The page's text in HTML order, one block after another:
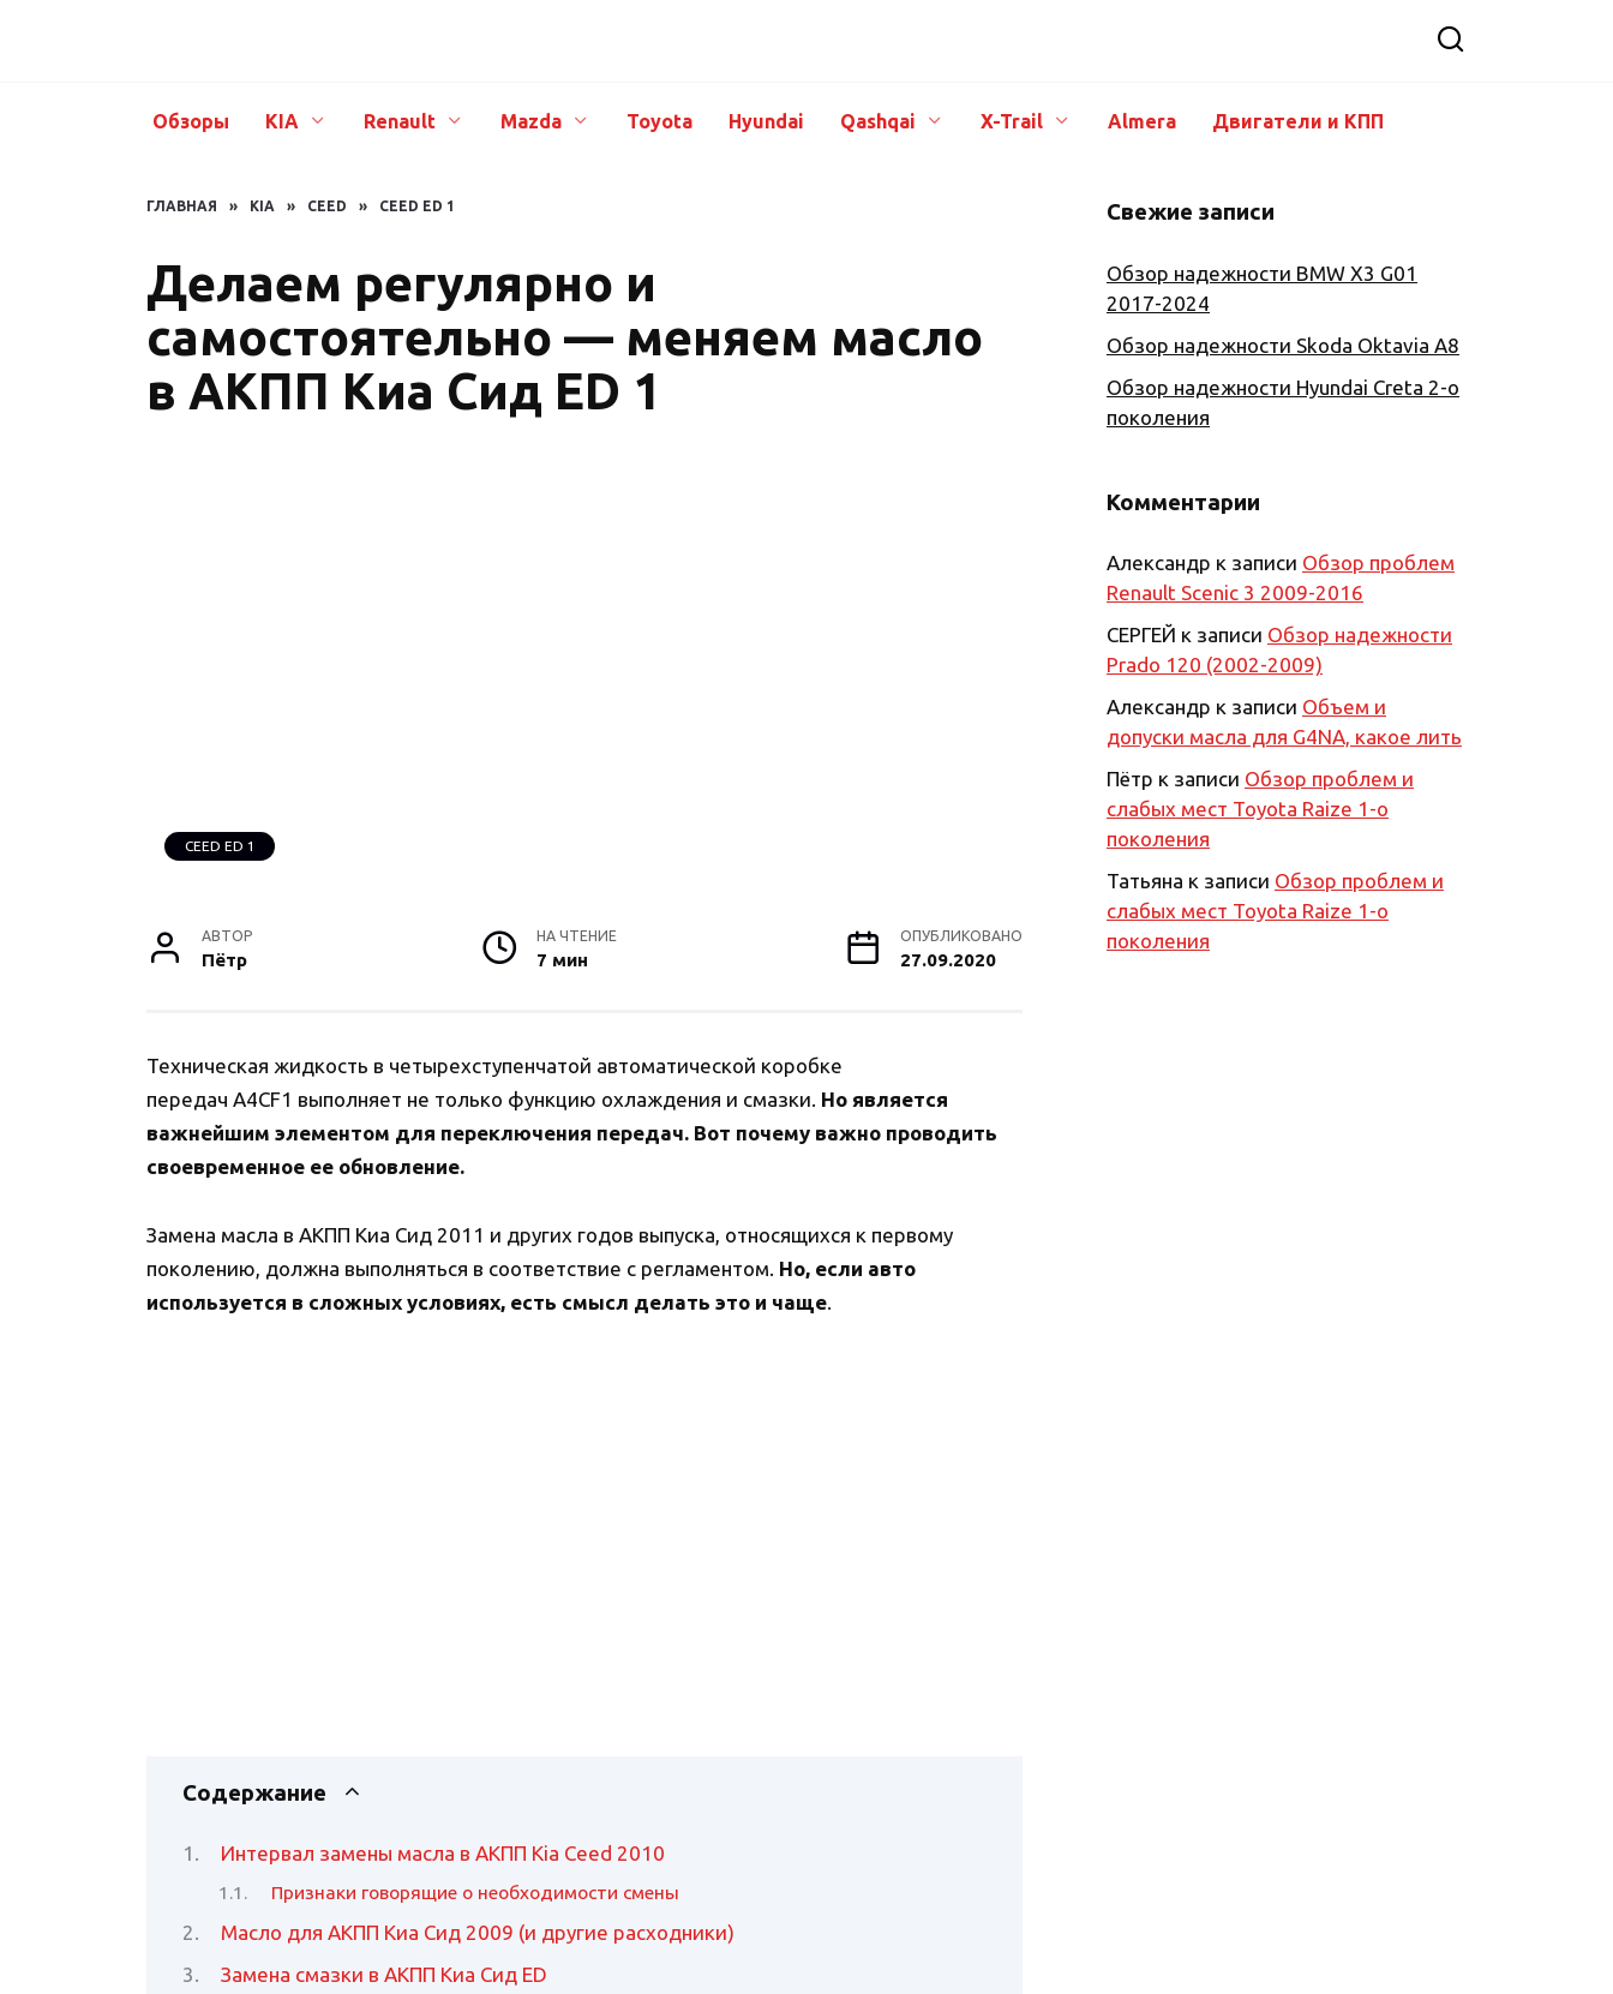
Обзоры KIA Renault Mazda Toyota Hyundai Qashqai X-Trail Almera Двигатели и КПП
ГЛАВНАЯ » KIA » CEED » CEED ED 1
Делаем регулярно и
самостоятельно — меняем масло
в АКПП Киа Сид ED 1
CEED ED 1
АВТОР
Пётр
НА ЧТЕНИЕ
7 мин
ОПУБЛИКОВАНО
27.09.2020
Техническая жидкость в четырехступенчатой автоматической коробке
передач A4CF1 выполняет не только функцию охлаждения и смазки. Но является
важнейшим элементом для переключения передач. Вот почему важно проводить
своевременное ее обновление.
Замена масла в АКПП Киа Сид 2011 и других годов выпуска, относящихся к первому
поколению, должна выполняться в соответствие с регламентом. Но, если авто
используется в сложных условиях, есть смысл делать это и чаще.
Содержание
Интервал замены масла в АКПП Kia Ceed 2010
Признаки говорящие о необходимости смены
Масло для АКПП Киа Сид 2009 (и другие расходники)
Замена смазки в АКПП Киа Сид ED
Свежие записи
Обзор надежности BMW X3 G01
2017-2024
Обзор надежности Skoda Oktavia A8
Обзор надежности Hyundai Creta 2-о
поколения
Комментарии
Александр к записи Обзор проблем
Renault Scenic 3 2009-2016
СЕРГЕЙ к записи Обзор надежности
Prado 120 (2002-2009)
Александр к записи Объем и
допуски масла для G4NA, какое лить
Пётр к записи Обзор проблем и
слабых мест Toyota Raize 1-о
поколения
Татьяна к записи Обзор проблем и
слабых мест Toyota Raize 1-о
поколения